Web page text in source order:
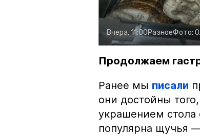
Вчера, 11:00РазноеФото:
Продолжаем
Ранее мы писали
они достойны
украшением стола
популярна щучья